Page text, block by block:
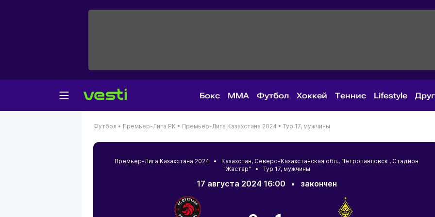
Бокс MMA Футбол Хоккей Теннис Lifestyle
Футбол • Премьер-Лига РК • Премьер-Лига Казахстана 2024 • Тур 17, мужчины
Премьер-Лига Казахстана 2024 • Казахстан, Северо-Казахстанская обл., Петропавловск , Стадион
"Жастар" • Тур 17, мужчины
17 августа 2024 16:00 • закончен